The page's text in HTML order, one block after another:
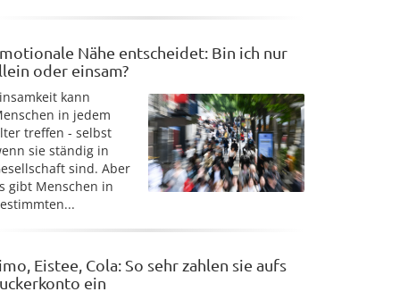
Nähe entscheidet: Bin ich nur
oder einsam?
kann
in jedem
treffen - selbst
sie ständig in
sind. Aber
gibt Menschen in
Eistee, Cola: So sehr zahlen sie aufs
ein